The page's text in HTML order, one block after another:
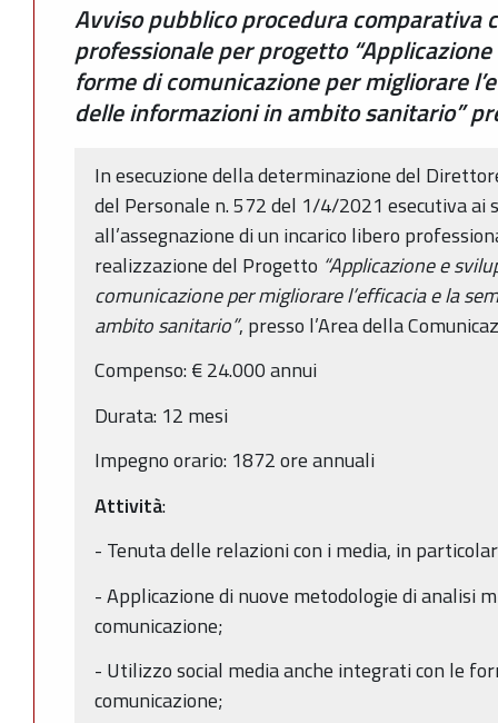
Avviso pubblico procedura comparativa
professionale per progetto
forme di comunicazione per migliorare
delle informazioni in ambito sanitario”
In esecuzione della determinazione del
del Personale n. 572 del 1/4/2021 esecutiva ai
all’assegnazione di un incarico libero
realizzazione del Progetto “Applicazione e
comunicazione per migliorare l’efficacia e la
ambito sanitario”, presso l’Area della
Compenso: € 24.000 annui
Durata: 12 mesi
Impegno orario: 1872 ore annuali
Attività:
- Tenuta delle relazioni con i media, in
- Applicazione di nuove metodologie di analisi
comunicazione;
- Utilizzo social media anche integrati con le
comunicazione;